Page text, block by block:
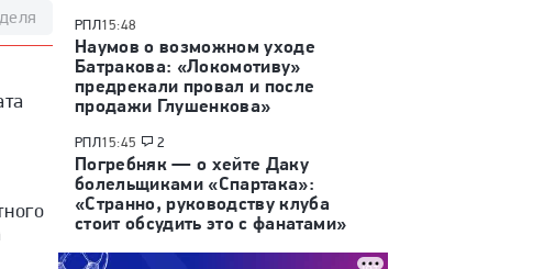
РПЛ15:48
Наумов о возможном уходе
Батракова: «Локомотиву»
предрекали провал и после
продажи Глушенкова»
РПЛ15:45 2
Погребняк — о хейте Даку
болельщиками «Спартака»:
«Странно, руководству клуба
стоит обсудить это с фанатами»